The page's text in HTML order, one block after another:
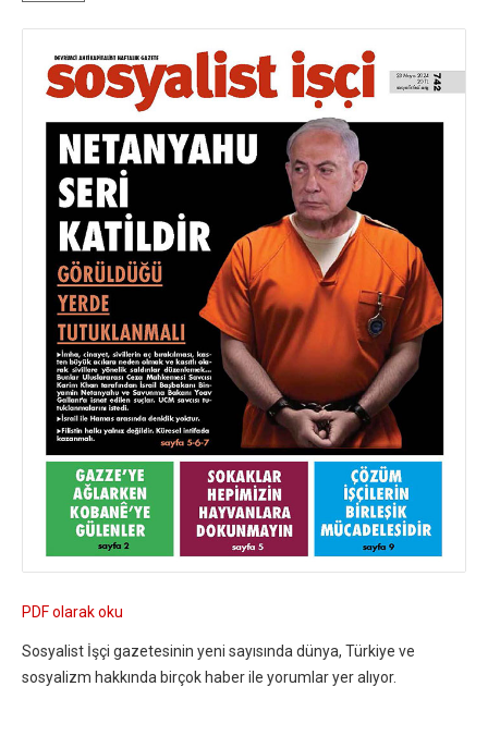
PDF olarak oku
Sosyalist İşçi gazetesinin yeni sayısında dünya, Türkiye ve
sosyalizm hakkında birçok haber ile yorumlar yer alıyor.